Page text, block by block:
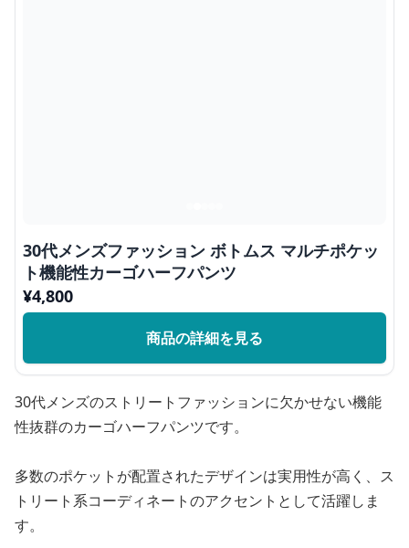
30代メンズファッション ボトムス マルチポケッ
ト機能性カーゴハーフパンツ
¥4,800
商品の詳細を見る
30代メンズのストリートファッションに欠かせない機能
性抜群のカーゴハーフパンツです。
多数のポケットが配置されたデザインは実用性が高く、ス
トリート系コーディネートのアクセントとして活躍しま
す。